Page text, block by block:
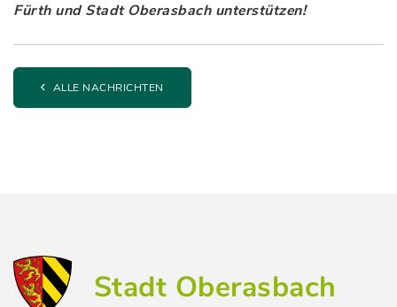
Fürth und Stadt Oberasbach unterstützen!
ALLE NACHRICHTEN
Stadt Oberasbach